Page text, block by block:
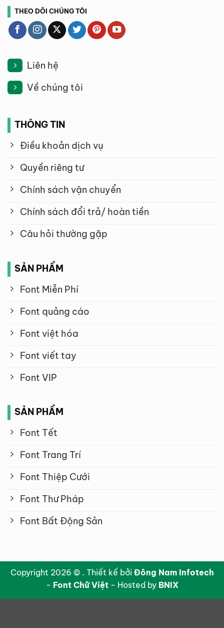
THEO DÕI CHÚNG TÔI
Liên hệ
Về chúng tôi
THÔNG TIN
Điều khoản dịch vụ
Quyền riêng tư
Chính sách vận chuyển
Chính sách đổi trả/ hoàn tiền
Câu hỏi thường gặp
SẢN PHẨM
Font Miễn Phí
Font quảng cáo
Font việt hóa
Font viết tay
Font VIP
SẢN PHẨM
Font Tết
Font Trang Trí
Font Thiệp Cưới
Font Thư Pháp
Font Bất Động Sản
Copyright 2026 © . Thiết kế bởi Đông Nam Infotech
- Font Chữ Việt- Hosted by BNIX